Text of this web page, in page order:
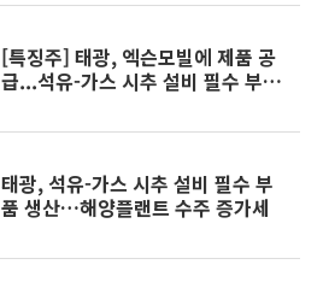
[특징주] 태광, 엑슨모빌에 제품 공
급...석유-가스 시추 설비 필수 부품
태광, 석유-가스 시추 설비 필수 부
품 생산…해양플랜트 수주 증가세